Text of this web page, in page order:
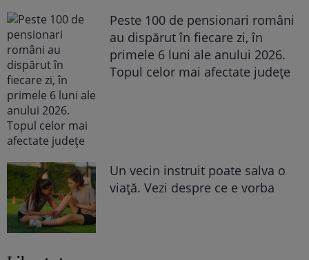
Peste 100 de pensionari români
au dispărut în fiecare zi, în
primele 6 luni ale anului 2026.
Topul celor mai afectate județe
Un vecin instruit poate salva o
viață. Vezi despre ce e vorba